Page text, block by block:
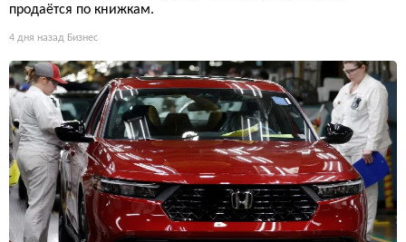
продаётся по книжкам.
4 дня назад Бизнес